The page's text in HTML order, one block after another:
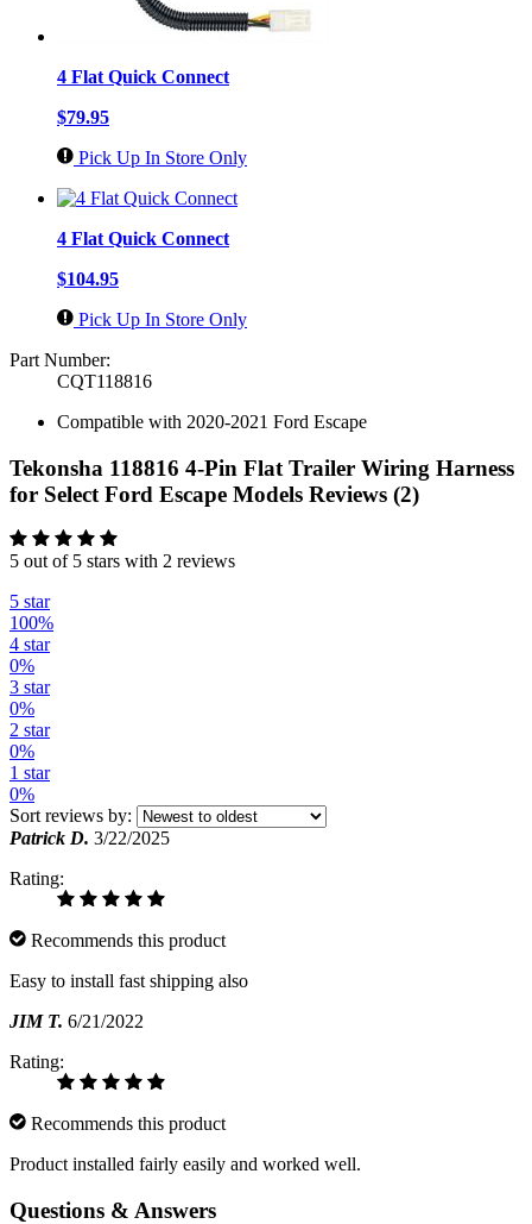
4 Flat Quick Connect
$79.95
Pick Up In Store Only
4 Flat Quick Connect
$104.95
Pick Up In Store Only
Part Number:
CQT118816
Compatible with 2020-2021 Ford Escape
Tekonsha 118816 4-Pin Flat Trailer Wiring Harness
for Select Ford Escape Models Reviews (2)
5 out of 5 stars with 2 reviews
5 star
100%
4 star
0%
3 star
0%
2 star
0%
1 star
0%
Sort reviews by:
Patrick D. 3/22/2025
Rating:
Recommends this product
Easy to install fast shipping also
JIM T. 6/21/2022
Rating:
Recommends this product
Product installed fairly easily and worked well.
Questions & Answers